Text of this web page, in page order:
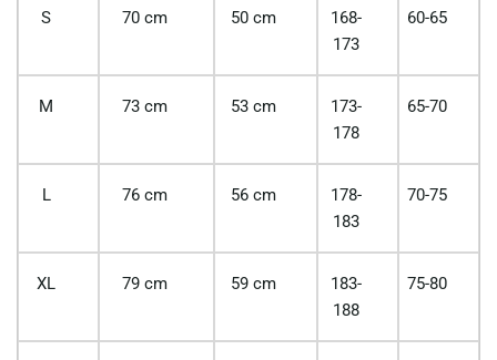
S 70 cm 50 cm
168-
173
60-65
M 73 cm 53 cm
173-
178
65-70
L 76 cm 56 cm
178-
183
70-75
XL 79 cm 59 cm
183-
188
75-80